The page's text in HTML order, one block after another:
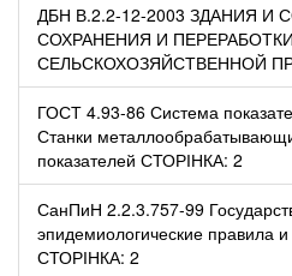
ДБН В.2.2-12-2003 ЗДАНИЯ
СОХРАНЕНИЯ И ПЕРЕРАБОТКИ
СЕЛЬСКОХОЗЯЙСТВЕННОЙ
ГОСТ 4.93-86 Система
Станки
показателей СТОРІНКА: 2
СанПиН 2.2.3.757-99
эпидемиологические правила
СТОРІНКА: 2